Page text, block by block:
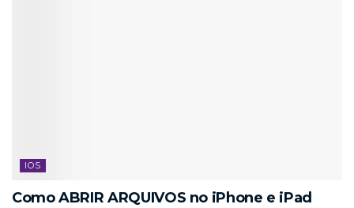
IOS
Como ABRIR ARQUIVOS no iPhone e iPad